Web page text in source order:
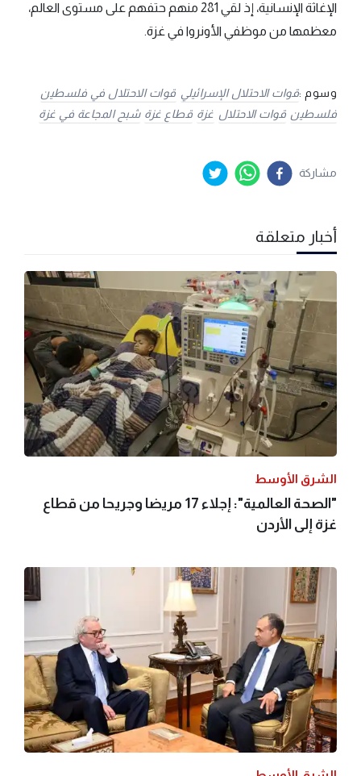
الإغاثة الإنسانية، إذ لقي 281 منهم حتفهم على مستوى العالم،
معظمها من موظفي الأونروا في غزة.
وسوم :قوات الاحتلال الإسرائيلي قوات الاحتلال في فلسطين
فلسطين قوات الاحتلال غزة قطاع غزة شبح المجاعة في غزة
مشاركة
أخبار متعلقة
الشرق الأوسط
"الصحة العالمية": إجلاء 17 مريضا وجريحا من قطاع
غزة إلى الأردن